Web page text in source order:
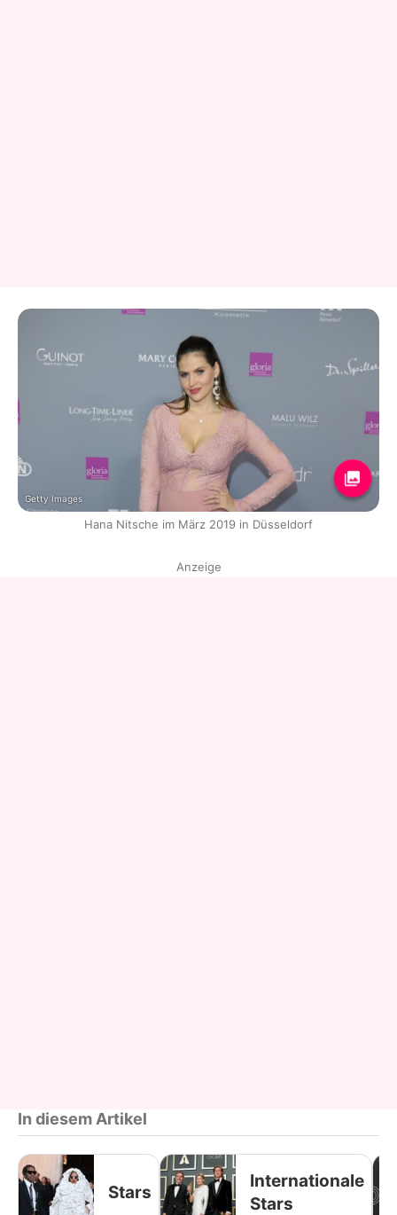
Getty Images
Hana Nitsche im März 2019 in Düsseldorf
Anzeige
In diesem Artikel
Stars
Internationale
Stars